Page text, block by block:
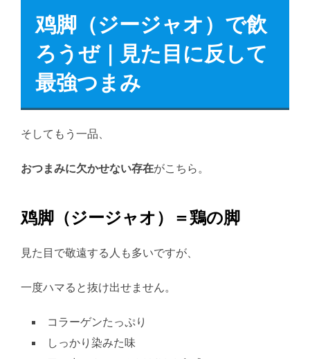
鸡脚（ジージャオ）で飲
ろうぜ｜見た目に反して
最強つまみ
そしてもう一品、
おつまみに欠かせない存在がこちら。
鸡脚（ジージャオ）＝鶏の脚
見た目で敬遠する人も多いですが、
一度ハマると抜け出せません。
コラーゲンたっぷり
しっかり染みた味